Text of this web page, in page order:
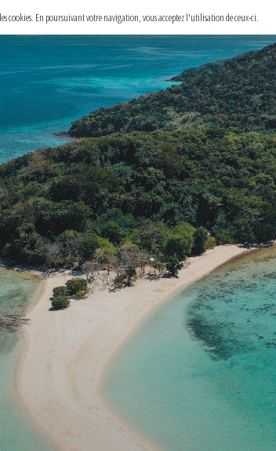
cookies. En poursuivant votre navigation, vous acceptez l'utilisation de ceux-ci.